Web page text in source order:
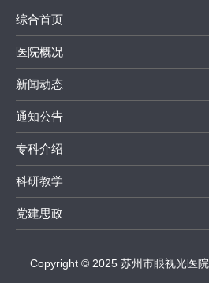
综合首页
医院概况
新闻动态
通知公告
专科介绍
科研教学
党建思政
Copyright © 2025 苏州市眼视光医院